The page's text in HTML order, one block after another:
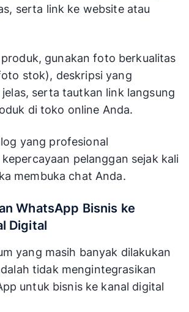
serta link ke website atau
gunakan foto berkualitas
stok), deskripsi yang
serta tautkan link langsung
di toko online Anda.
yang profesional
pelanggan sejak kali
membuka chat Anda.
WhatsApp Bisnis ke
Digital
yang masih banyak dilakukan
tidak mengintegrasikan
untuk bisnis ke kanal digital